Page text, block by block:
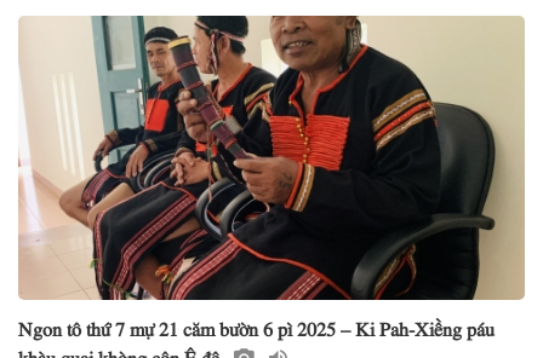
Ngon tô thứ 7 mự 21 căm bườn 6 pì 2025 – Ki Pah-Xiềng páu